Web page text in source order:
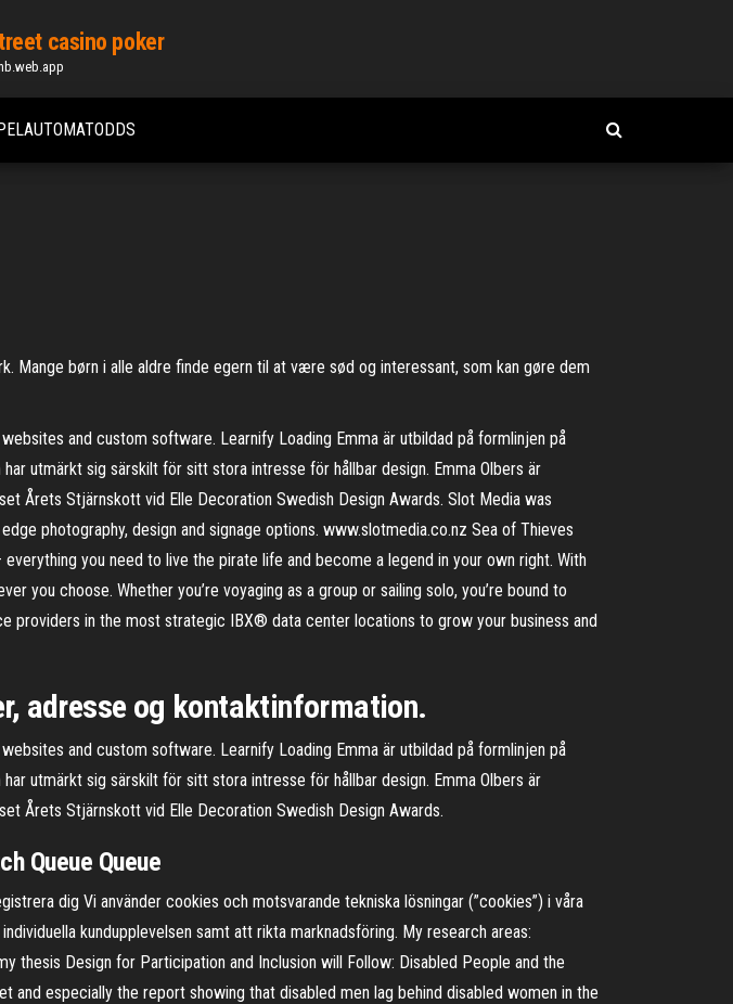
casino poker
børn i alle aldre finde egern til at være sød og interessant, som kan gøre dem
and custom software. Learnify Loading Emma är utbildad på formlinjen på
utmärkt sig särskilt för sitt stora intresse för hållbar design. Emma Olbers är
Årets Stjärnskott vid Elle Decoration Swedish Design Awards. Slot Media was
photography, design and signage options. www.slotmedia.co.nz Sea of Thieves
you need to live the pirate life and become a legend in your own right. With
you choose. Whether you’re voyaging as a group or sailing solo, you’re bound to
providers in the most strategic IBX® data center locations to grow your business and
adresse og kontaktinformation.
and custom software. Learnify Loading Emma är utbildad på formlinjen på
utmärkt sig särskilt för sitt stora intresse för hållbar design. Emma Olbers är
Årets Stjärnskott vid Elle Decoration Swedish Design Awards.
Queue Queue
dig Vi använder cookies och motsvarande tekniska lösningar (”cookies”) i våra
kundupplevelsen samt att rikta marknadsföring. My research areas:
thesis Design for Participation and Inclusion will Follow: Disabled People and the
especially the report showing that disabled men lag behind disabled women in the